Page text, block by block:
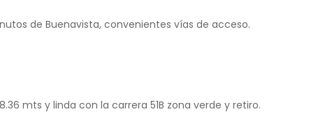
de Buenavista, convenientes vías de acceso.
mts y linda con la carrera 51B zona verde y retiro.